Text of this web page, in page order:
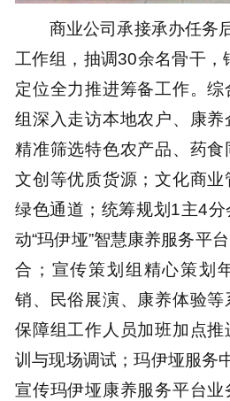
商业公司承接承办任务
工作组，抽调30余名骨干，
定位全力推进筹备工作。综
组深入走访本地农户、康养
精准筛选特色农产品、药
文创等优质货源；文化商
绿色通道；统筹规划1主4
动“玛伊垭”智慧康养服务平
合；宣传策划组精心策划
销、民俗展演、康养体验
保障组工作人员加班加点
训与现场调试；玛伊垭服务
宣传玛伊垭康养服务平台